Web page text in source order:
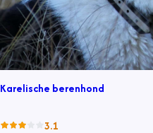
Karelische berenhond
3.1